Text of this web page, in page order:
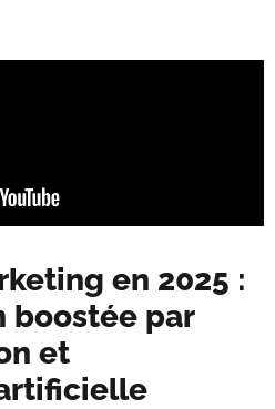
en 2025 :
boostée par
et